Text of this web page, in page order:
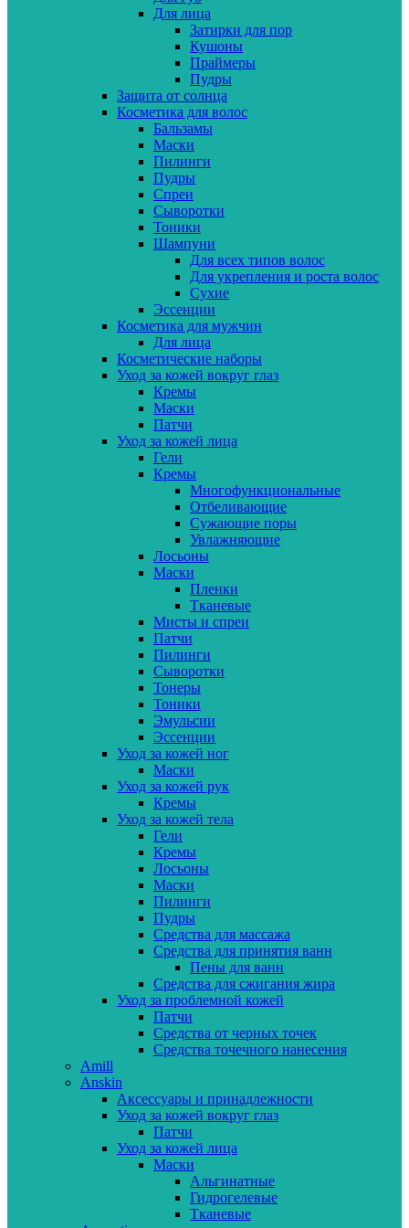
Для лица
Затирки для пор
Кушоны
Праймеры
Пудры
Защита от солнца
Косметика для волос
Бальзамы
Маски
Пилинги
Пудры
Спреи
Сыворотки
Тоники
Шампуни
Для всех типов волос
Для укрепления и роста волос
Сухие
Эссенции
Косметика для мужчин
Для лица
Косметические наборы
Уход за кожей вокруг глаз
Кремы
Маски
Патчи
Уход за кожей лица
Гели
Кремы
Многофункциональные
Отбеливающие
Сужающие поры
Увлажняющие
Лосьоны
Маски
Пленки
Тканевые
Мисты и спреи
Патчи
Пилинги
Сыворотки
Тонеры
Тоники
Эмульсии
Эссенции
Уход за кожей ног
Маски
Уход за кожей рук
Кремы
Уход за кожей тела
Гели
Кремы
Лосьоны
Маски
Пилинги
Пудры
Средства для массажа
Средства для принятия ванн
Пены для ванн
Средства для сжигания жира
Уход за проблемной кожей
Патчи
Средства от черных точек
Средства точечного нанесения
Amill
Anskin
Аксессуары и принадлежности
Уход за кожей вокруг глаз
Патчи
Уход за кожей лица
Маски
Альгинатные
Гидрогелевые
Тканевые